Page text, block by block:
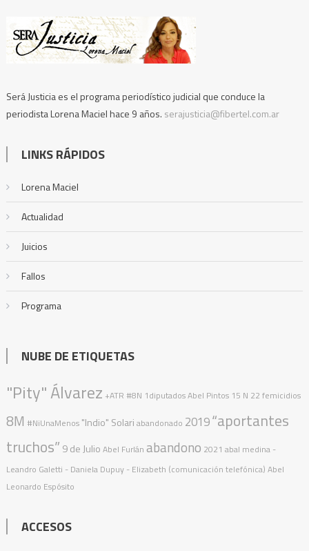
Será Justicia es el programa periodístico judicial que conduce la
periodista Lorena Maciel hace 9 años. serajusticia@fibertel.com.ar
LINKS RÁPIDOS
Lorena Maciel
Actualidad
Juicios
Fallos
Programa
NUBE DE ETIQUETAS
"Pity" Álvarez +ATR #8N 1diputadosAbel Pintos 15 N 22 femicidios
8M #NiUnaMenos "Indio" Solari abandonado 2019“aportantes
truchos” 9 de Julio Abel Furlán abandono 2021 abal medina -
Leandro Galetti - Daniela Dupuy - Elizabeth (comunicación telefónica) Abel
Leonardo Espósito
ACCESOS